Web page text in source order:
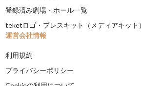
登録済み劇場・ホール一覧
teketロゴ・プレスキット（メディアキット）
運営会社情報
利用規約
プライバシーポリシー